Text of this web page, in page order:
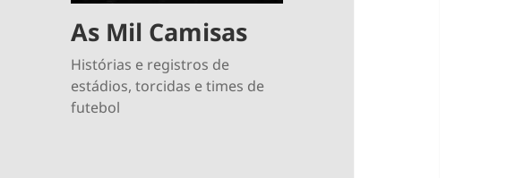
As Mil Camisas
Histórias e registros de
estádios, torcidas e times de
futebol